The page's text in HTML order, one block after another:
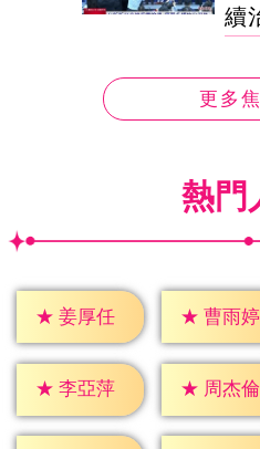
續
更多
熱門
★ 姜厚任 ★ 曹雨婷
★ 李亞萍 ★ 周杰倫